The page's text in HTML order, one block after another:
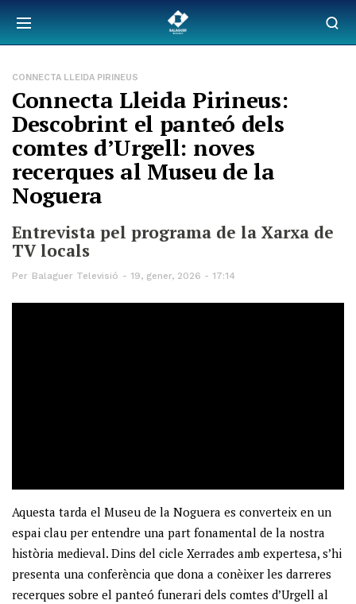
CONNECTA LLEIDA PIRINEUS
Connecta Lleida Pirineus:
Descobrint el panteó dels
comtes d’Urgell: noves
recerques al Museu de la
Noguera
Entrevista pel programa de la Xarxa de
TV locals
Per Balaguer Televisió 19, gener, 2026 - 17:14
Aquesta tarda el Museu de la Noguera es converteix en un
espai clau per entendre una part fonamental de la nostra
història medieval. Dins del cicle Xerrades amb expertesa, s’hi
presenta una conferència que dona a conèixer les darreres
recerques sobre el panteó funerari dels comtes d’Urgell al